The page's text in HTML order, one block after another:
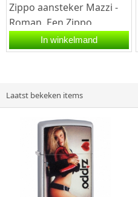
Zippo aansteker Mazzi -
Roman. Een Zippo
aansteker is een
kwalitatief
In winkelmand
Laatst bekeken items